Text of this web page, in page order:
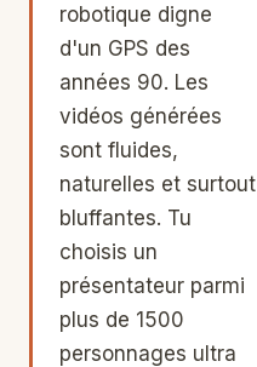
robotique digne
d'un GPS des
années 90. Les
vidéos générées
sont fluides,
naturelles et surtout
bluffantes. Tu
choisis un
présentateur parmi
plus de 1500
personnages ultra